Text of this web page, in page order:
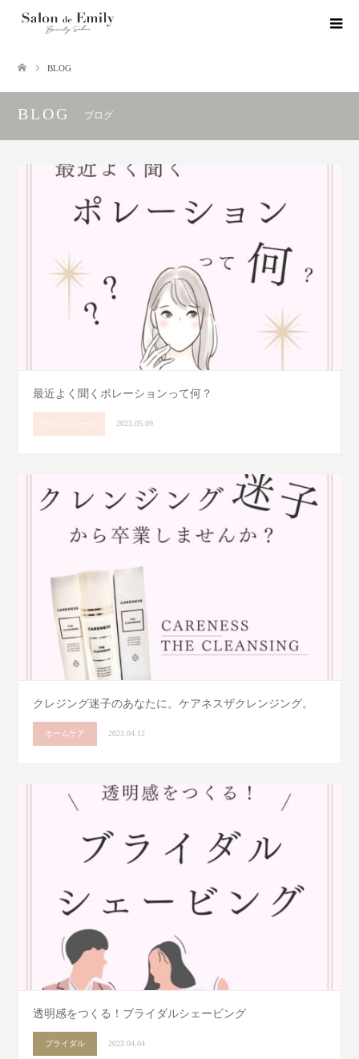
BLOG
BLOG ブログ
最近よく聞くポレーションって何？
サロンニュース 2023.05.09
クレジング迷子のあなたに。ケアネスザクレンジング。
ホームケア 2023.04.12
透明感をつくる！ブライダルシェービング
ブライダル 2023.04.04